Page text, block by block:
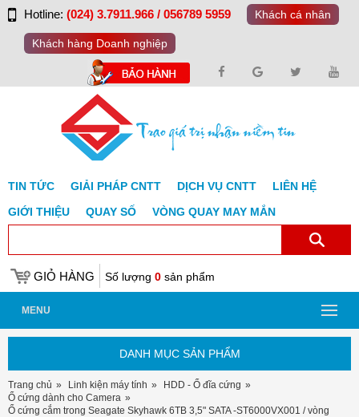
Hotline: (024) 3.7911.966 / 056789 5959 Khách cá nhân
Khách hàng Doanh nghiệp
TIN TỨC GIẢI PHÁP CNTT DỊCH VỤ CNTT
LIÊN HỆ
GIỚI THIỆU
QUAY SỐ VÒNG QUAY MAY MẮN
GIỎ HÀNG Số lượng 0 sản phẩm
MENU
DANH MỤC SẢN PHẨM
Trang chủ Linh kiện máy tính
HDD - Ổ đĩa cứng
Ổ cứng dành cho Camera
Ổ cứng cắm trong Seagate Skyhawk 6TB 3,5" SATA -ST6000VX001 / vòng